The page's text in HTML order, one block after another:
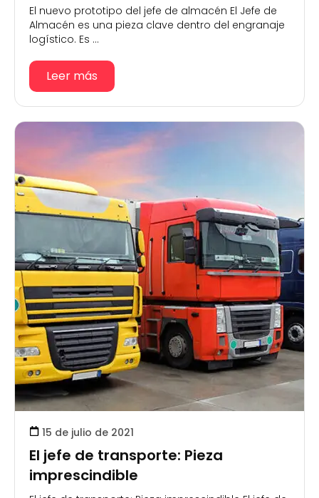
El nuevo prototipo del jefe de almacén El Jefe de
Almacén es una pieza clave dentro del engranaje
logístico. Es ...
Leer más
15 de julio de 2021
El jefe de transporte: Pieza
imprescindible